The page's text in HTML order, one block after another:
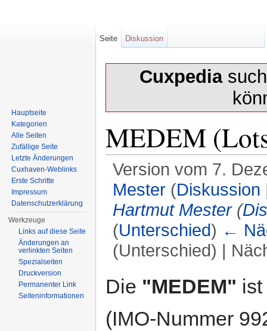
Cuxpedia
MEDEM
Version vom 7.
Mester (Diskussion
Hartmut Mester(
(Unterschied) ←
(Unterschied) |
Die "MEDEM"
(IMO-Nummer
Seite Diskussion
Hauptseite
Kategorien
Alle Seiten
Zufällige Seite
Letzte Änderungen
Cuxhaven-Weblinks
Erste Schritte
Impressum
Datenschutzerklärung
Werkzeuge
Links auf diese Seite
Änderungen an
verlinkten Seiten
Spezialseiten
Druckversion
Permanenter Link
Seiten­informationen